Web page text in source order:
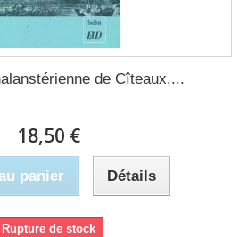
de Cîteaux,...
18,50 €
panier Détails
Rupture de stock